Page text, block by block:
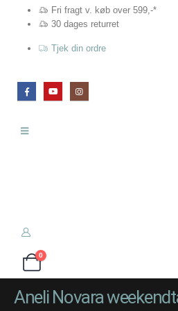
Fri fragt v. køb over 599,-*
30 dages returret
Tjek din ordre
0
Aneli Novara